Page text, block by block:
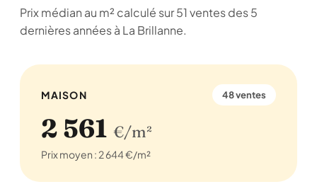
Prix médian au m² calculé sur 51 ventes des 5
dernières années à La Brillanne.
MAISON 48 ventes
2 561 €/m²
Prix moyen : 2 644 €/m²